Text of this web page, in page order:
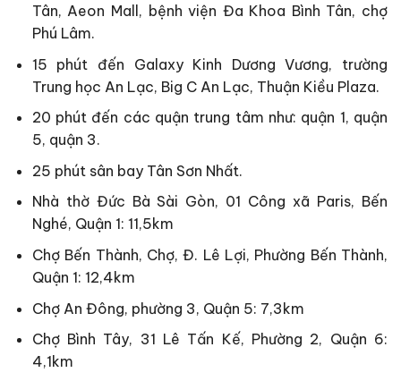
Tân, Aeon Mall, bệnh viện Đa Khoa Bình Tân, chợ
Phú Lâm.
15 phút đến Galaxy Kinh Dương Vương, trường
Trung học An Lạc, Big C An Lạc, Thuận Kiều Plaza.
20 phút đến các quận trung tâm như: quận 1, quận
5, quận 3.
25 phút sân bay Tân Sơn Nhất.
Nhà thờ Đức Bà Sài Gòn, 01 Công xã Paris, Bến
Nghé, Quận 1: 11,5km
Chợ Bến Thành, Chợ, Đ. Lê Lợi, Phường Bến Thành,
Quận 1: 12,4km
Chợ An Đông, phường 3, Quận 5: 7,3km
Chợ Bình Tây, 31 Lê Tấn Kế, Phường 2, Quận 6:
4,1km